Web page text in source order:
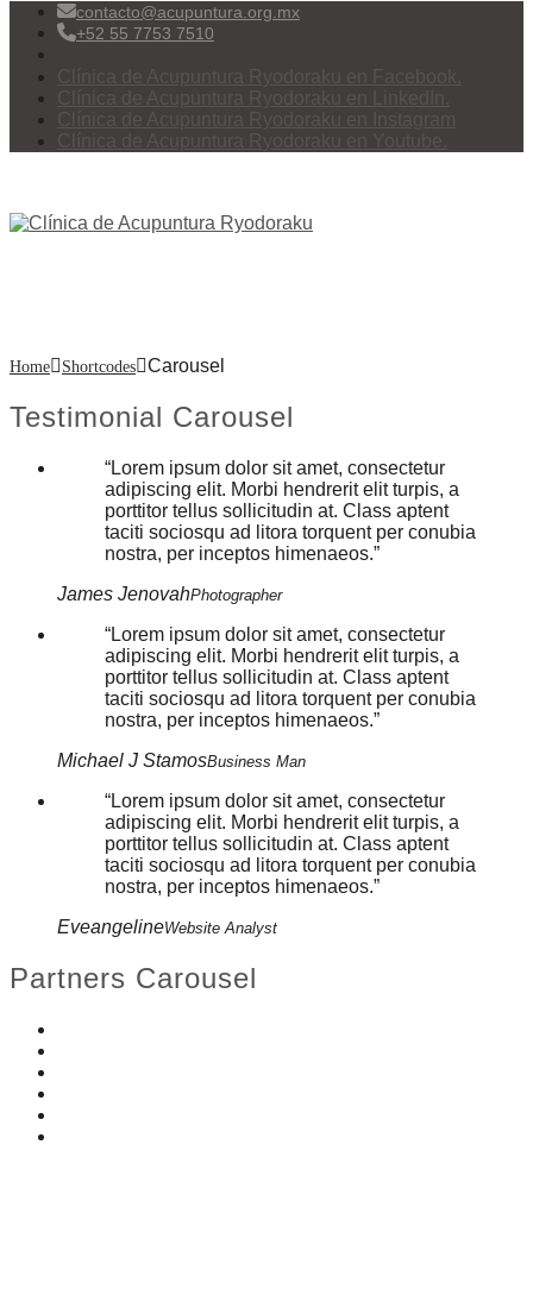
contacto@acupuntura.org.mx
+52 55 7753 7510
Clínica de Acupuntura Ryodoraku en Facebook.
Clínica de Acupuntura Ryodoraku en LinkedIn.
Clínica de Acupuntura Ryodoraku en Instagram
Clínica de Acupuntura Ryodoraku en Youtube.
Home Shortcodes Carousel
Testimonial Carousel
Lorem ipsum dolor sit amet, consectetur
adipiscing elit. Morbi hendrerit elit turpis, a
porttitor tellus sollicitudin at. Class aptent
taciti sociosqu ad litora torquent per conubia
nostra, per inceptos himenaeos.
James JenovahPhotographer
Lorem ipsum dolor sit amet, consectetur
adipiscing elit. Morbi hendrerit elit turpis, a
porttitor tellus sollicitudin at. Class aptent
taciti sociosqu ad litora torquent per conubia
nostra, per inceptos himenaeos.
Michael J StamosBusiness Man
Lorem ipsum dolor sit amet, consectetur
adipiscing elit. Morbi hendrerit elit turpis, a
porttitor tellus sollicitudin at. Class aptent
taciti sociosqu ad litora torquent per conubia
nostra, per inceptos himenaeos.
EveangelineWebsite Analyst
Partners Carousel